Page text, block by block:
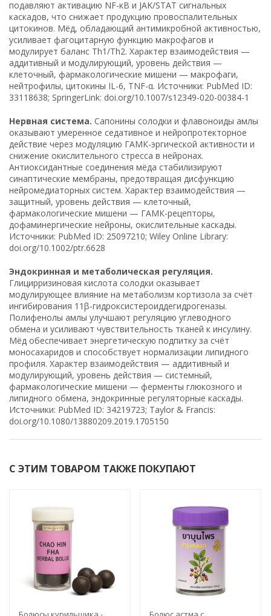
подавляют активацию NF-κB и JAK/STAT сигнальных
каскадов, что снижает продукцию провоспалительных
цитокинов. Мёд, обладающий антимикробной активностью,
усиливает фагоцитарную функцию макрофагов и
модулирует баланс Th1/Th2. Характер взаимодействия —
аддитивный и модулирующий, уровень действия —
клеточный, фармакологические мишени — макрофаги,
нейтрофилы, цитокины IL-6, TNF-α. Источники: PubMed ID:
33118638; SpringerLink: doi.org/10.1007/s12349-020-00384-1
Нервная система. Сапонины солодки и флавоноиды амлы
оказывают умеренное седативное и нейропротекторное
действие через модуляцию ГАМК-эргической активности и
снижение окислительного стресса в нейронах.
Антиоксидантные соединения мёда стабилизируют
синаптические мембраны, предотвращая дисфункцию
нейромедиаторных систем. Характер взаимодействия —
защитный, уровень действия — клеточный,
фармакологические мишени — ГАМК-рецепторы,
дофаминергические нейроны, окислительные каскады.
Источники: PubMed ID: 25097210; Wiley Online Library:
doi.org/10.1002/ptr.6628
Эндокринная и метаболическая регуляция.
Глицирризиновая кислота солодки оказывает
модулирующее влияние на метаболизм кортизола за счёт
ингибирования 11β-гидроксистероиддегидрогеназы.
Полифенолы амлы улучшают регуляцию углеводного
обмена и усиливают чувствительность тканей к инсулину.
Мёд обеспечивает энергетическую подпитку за счёт
моносахаридов и способствует нормализации липидного
профиля. Характер взаимодействия — аддитивный и
модулирующий, уровень действия — системный,
фармакологические мишени — ферменты глюкозного и
липидного обмена, эндокринные регуляторные каскады.
Источники: PubMed ID: 34219723; Taylor & Francis:
doi.org/10.1080/13880209.2019.1705150
С ЭТИМ ТОВАРОМ ТАКЖЕ ПОКУПАЮТ